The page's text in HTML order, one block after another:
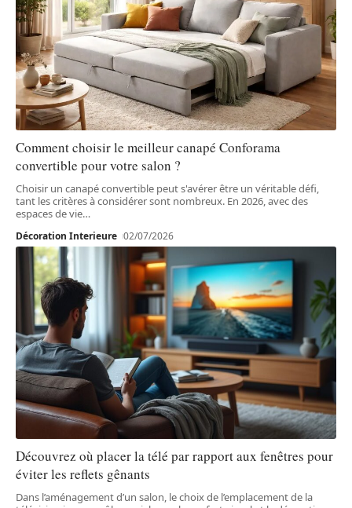
Comment choisir le meilleur canapé Conforama
convertible pour votre salon ?
Choisir un canapé convertible peut s'avérer être un véritable défi,
tant les critères à considérer sont nombreux. En 2026, avec des
espaces de vie…
Décoration Interieure 02/07/2026
Découvrez où placer la télé par rapport aux fenêtres pour
éviter les reflets gênants
Dans l’aménagement d’un salon, le choix de l’emplacement de la